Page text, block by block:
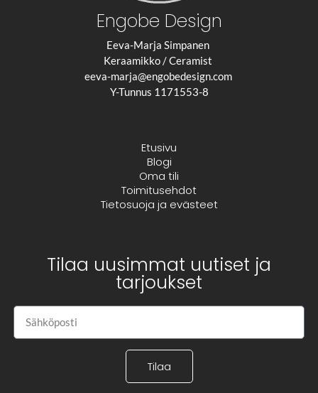
Engobe Design
Eeva-Marja Simpanen
Keraamikko / Ceramist
eeva-marja@engobedesign.com
Y-Tunnus 1171553-8
Etusivu
Blogi
Oma tili
Toimitusehdot
Tietosuoja ja evästeet
Tilaa uusimmat uutiset ja
tarjoukset
Tilaa